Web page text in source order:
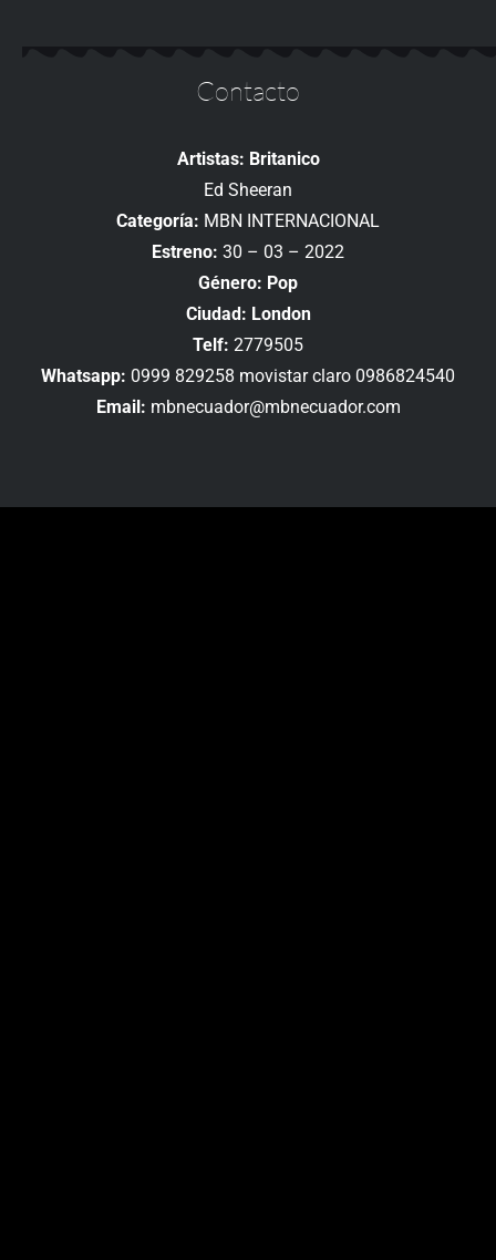
Contacto
Artistas: Britanico
Ed Sheeran
Categoría: MBN INTERNACIONAL
Estreno: 30 – 03 – 2022
Género: Pop
Ciudad: London
Telf: 2779505
Whatsapp: 0999 829258 movistar claro 0986824540
Email: mbnecuador@mbnecuador.com